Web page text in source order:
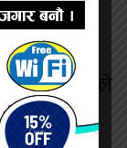
नियतले
संघर्षको
कुशवाहाले